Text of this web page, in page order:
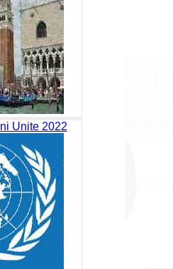
Unite 2022